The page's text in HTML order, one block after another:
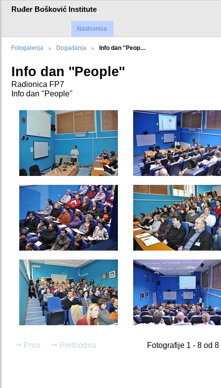
Ruđer Bošković Institute
Naslovnica
Fotogalerija Događanja Info dan ''Peop…
Info dan ''People''
Radionica FP7
Info dan ''People''
Prva Prethodna Fotografije 1 - 8 od 8